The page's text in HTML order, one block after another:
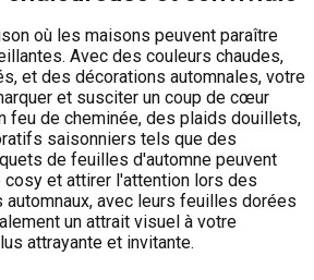
où les maisons peuvent paraître
Avec des couleurs chaudes,
et des décorations automnales, votre
et susciter un coup de cœur
feu de cheminée, des plaids douillets,
saisonniers tels que des
de feuilles d'automne peuvent
cosy et attirer l'attention lors des
avec leurs feuilles dorées
un attrait visuel à votre
attrayante et invitante.